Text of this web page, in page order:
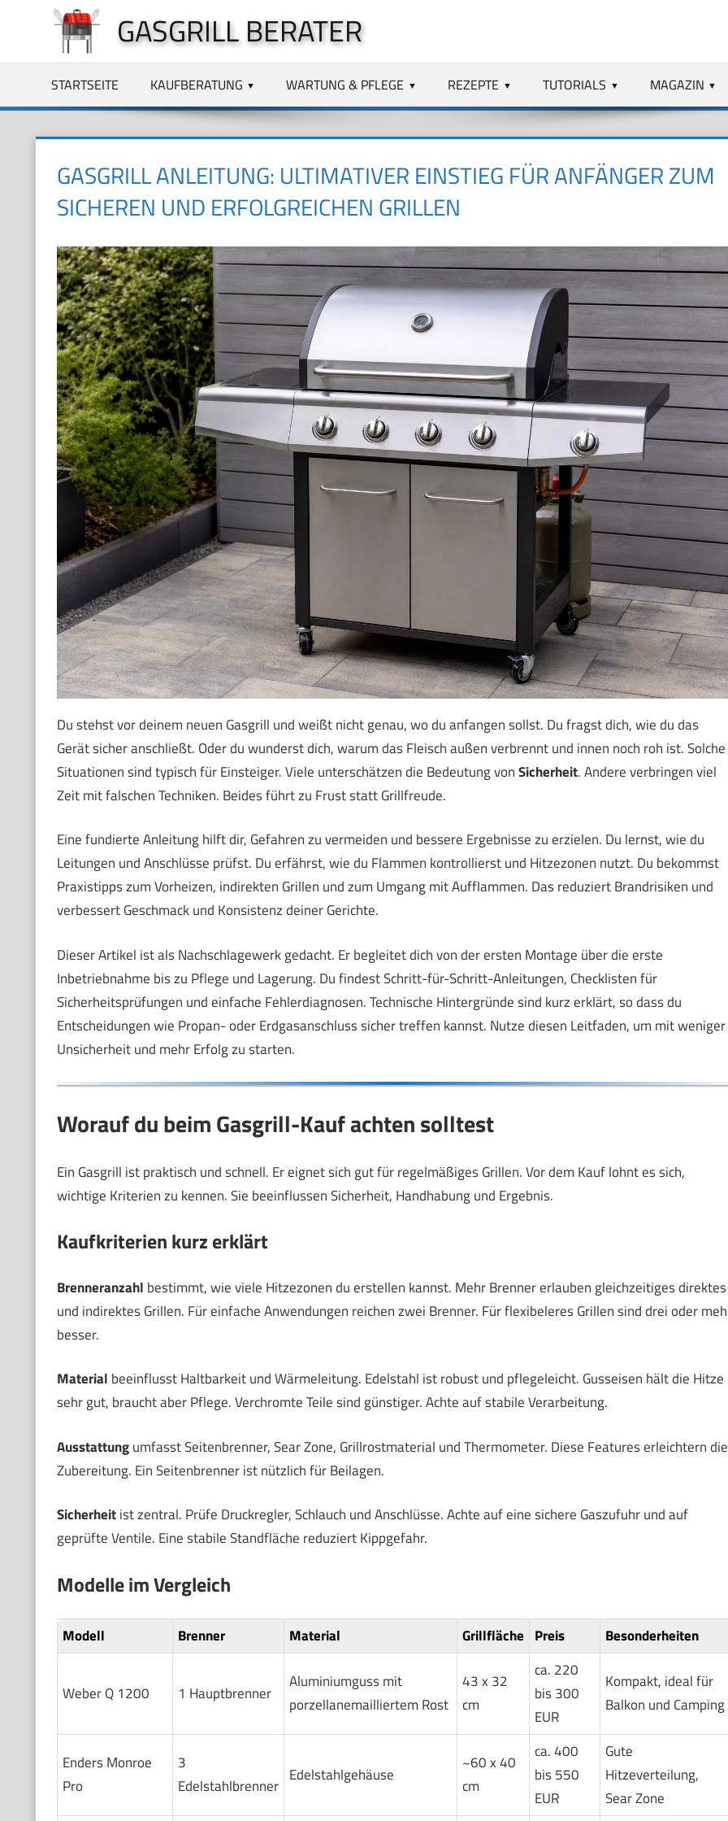
springen
GASGRILL BERATER
STARTSEITE KAUFBERATUNG WARTUNG & PFLEGE REZEPTE TUTORIALS MAGAZIN
GASGRILL ANLEITUNG: ULTIMATIVER EINSTIEG FÜR ANFÄNGER ZUM
SICHEREN UND ERFOLGREICHEN GRILLEN
Du stehst vor deinem neuen Gasgrill und weißt nicht genau, wo du anfangen sollst. Du fragst dich, wie du das
Gerät sicher anschließt. Oder du wunderst dich, warum das Fleisch außen verbrennt und innen noch roh ist. Solche
Situationen sind typisch für Einsteiger. Viele unterschätzen die Bedeutung vonSicherheit. Andere verbringen viel
Zeit mit falschen Techniken. Beides führt zu Frust statt Grillfreude.
Eine fundierte Anleitung hilft dir, Gefahren zu vermeiden und bessere Ergebnisse zu erzielen. Du lernst, wie du
Leitungen und Anschlüsse prüfst. Du erfährst, wie du Flammen kontrollierst und Hitzezonen nutzt. Du bekommst
Praxistipps zum Vorheizen, indirekten Grillen und zum Umgang mit Aufflammen. Das reduziert Brandrisiken und
verbessert Geschmack und Konsistenz deiner Gerichte.
Dieser Artikel ist als Nachschlagewerk gedacht. Er begleitet dich von der ersten Montage über die erste
Inbetriebnahme bis zu Pflege und Lagerung. Du findest Schritt-für-Schritt-Anleitungen, Checklisten für
Sicherheitsprüfungen und einfache Fehlerdiagnosen. Technische Hintergründe sind kurz erklärt, so dass du
Entscheidungen wie Propan- oder Erdgasanschluss sicher treffen kannst. Nutze diesen Leitfaden, um mit weniger
Unsicherheit und mehr Erfolg zu starten.
Worauf du beim Gasgrill-Kauf achten solltest
Ein Gasgrill ist praktisch und schnell. Er eignet sich gut für regelmäßiges Grillen. Vor dem Kauf lohnt es sich,
wichtige Kriterien zu kennen. Sie beeinflussen Sicherheit, Handhabung und Ergebnis.
Kaufkriterien kurz erklärt
Brenneranzahl bestimmt, wie viele Hitzezonen du erstellen kannst. Mehr Brenner erlauben gleichzeitiges direktes
und indirektes Grillen. Für einfache Anwendungen reichen zwei Brenner. Für flexibeleres Grillen sind drei oder
besser.
Material beeinflusst Haltbarkeit und Wärmeleitung. Edelstahl ist robust und pflegeleicht. Gusseisen hält die Hitze
sehr gut, braucht aber Pflege. Verchromte Teile sind günstiger. Achte auf stabile Verarbeitung.
Ausstattungumfasst Seitenbrenner, Sear Zone, Grillrostmaterial und Thermometer. Diese Features erleichtern die
Zubereitung. Ein Seitenbrenner ist nützlich für Beilagen.
Sicherheitist zentral. Prüfe Druckregler, Schlauch und Anschlüsse. Achte auf eine sichere Gaszufuhr und auf
geprüfte Ventile. Eine stabile Standfläche reduziert Kippgefahr.
Modelle im Vergleich
Modell Brenner Material Grillfläche Preis Besonderheiten
Weber Q 1200 1 Hauptbrenner
Aluminiumguss mit
porzellanemailliertem Rost
43 x 32
cm
ca. 220
bis 300
EUR
Kompakt, ideal für
Balkon und Camping
Enders Monroe
Pro
3
Edelstahlbrenner
Edelstahlgehäuse
~60 x 40
cm
ca. 400
bis 550
EUR
Gute
Hitzeverteilung,
Sear Zone